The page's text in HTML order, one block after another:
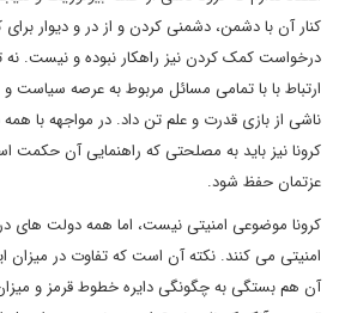
کنار آن با دشمن، دشمنی کردن و از در و دیوار
درخواست کمک کردن نیز راهکار نبوده و نیست. نه
ارتباط با با تمامی مسائل مربوط به عرصه سیاست و
ناشی از بازی قدرت و علم تن داد. در مواجهه با
کرونا نیز باید به مصلحتی که راهنمایی آن حکمت
عزتمان حفظ شود.
کرونا موضوعی امنیتی نیست، اما همه دولت های
امنیتی می کنند. نکته آن است که تفاوت در میزان
آن هم بستگی به چگونگی دایره خطوط قرمز و